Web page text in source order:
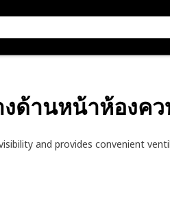
งด้านหน้าห้องค
and provides convenient